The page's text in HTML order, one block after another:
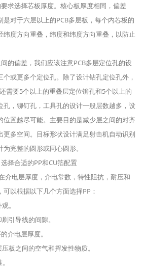
求选择芯板厚度。核心板厚度相同，偏差
对于六层以上的PCB多层板，每个内芯板的
纬度方向重叠，纬度和纬度方向重叠，以防止
的偏差，我们应该注意PCB多层定位孔的设
或更多个定位孔。除了设计钻孔定位孔外，
需要5个以上的重叠层定位铆孔和5个以上的
孔，铆钉孔，工具孔的设计一般层数越多，设
位置越尽可能。主要目的是减少层之间的对齐
更多空间。目标形状设计满​​足射击机自动识别
完整的圆形或同心圆形。
择合适的PP和CU箔配置
介电层厚度，介电常数，特性阻抗，耐压和
以根据以下几个方面选择PP：
。
引导线的间隙。
介电层厚度。
板之间的空气和挥发性物质。